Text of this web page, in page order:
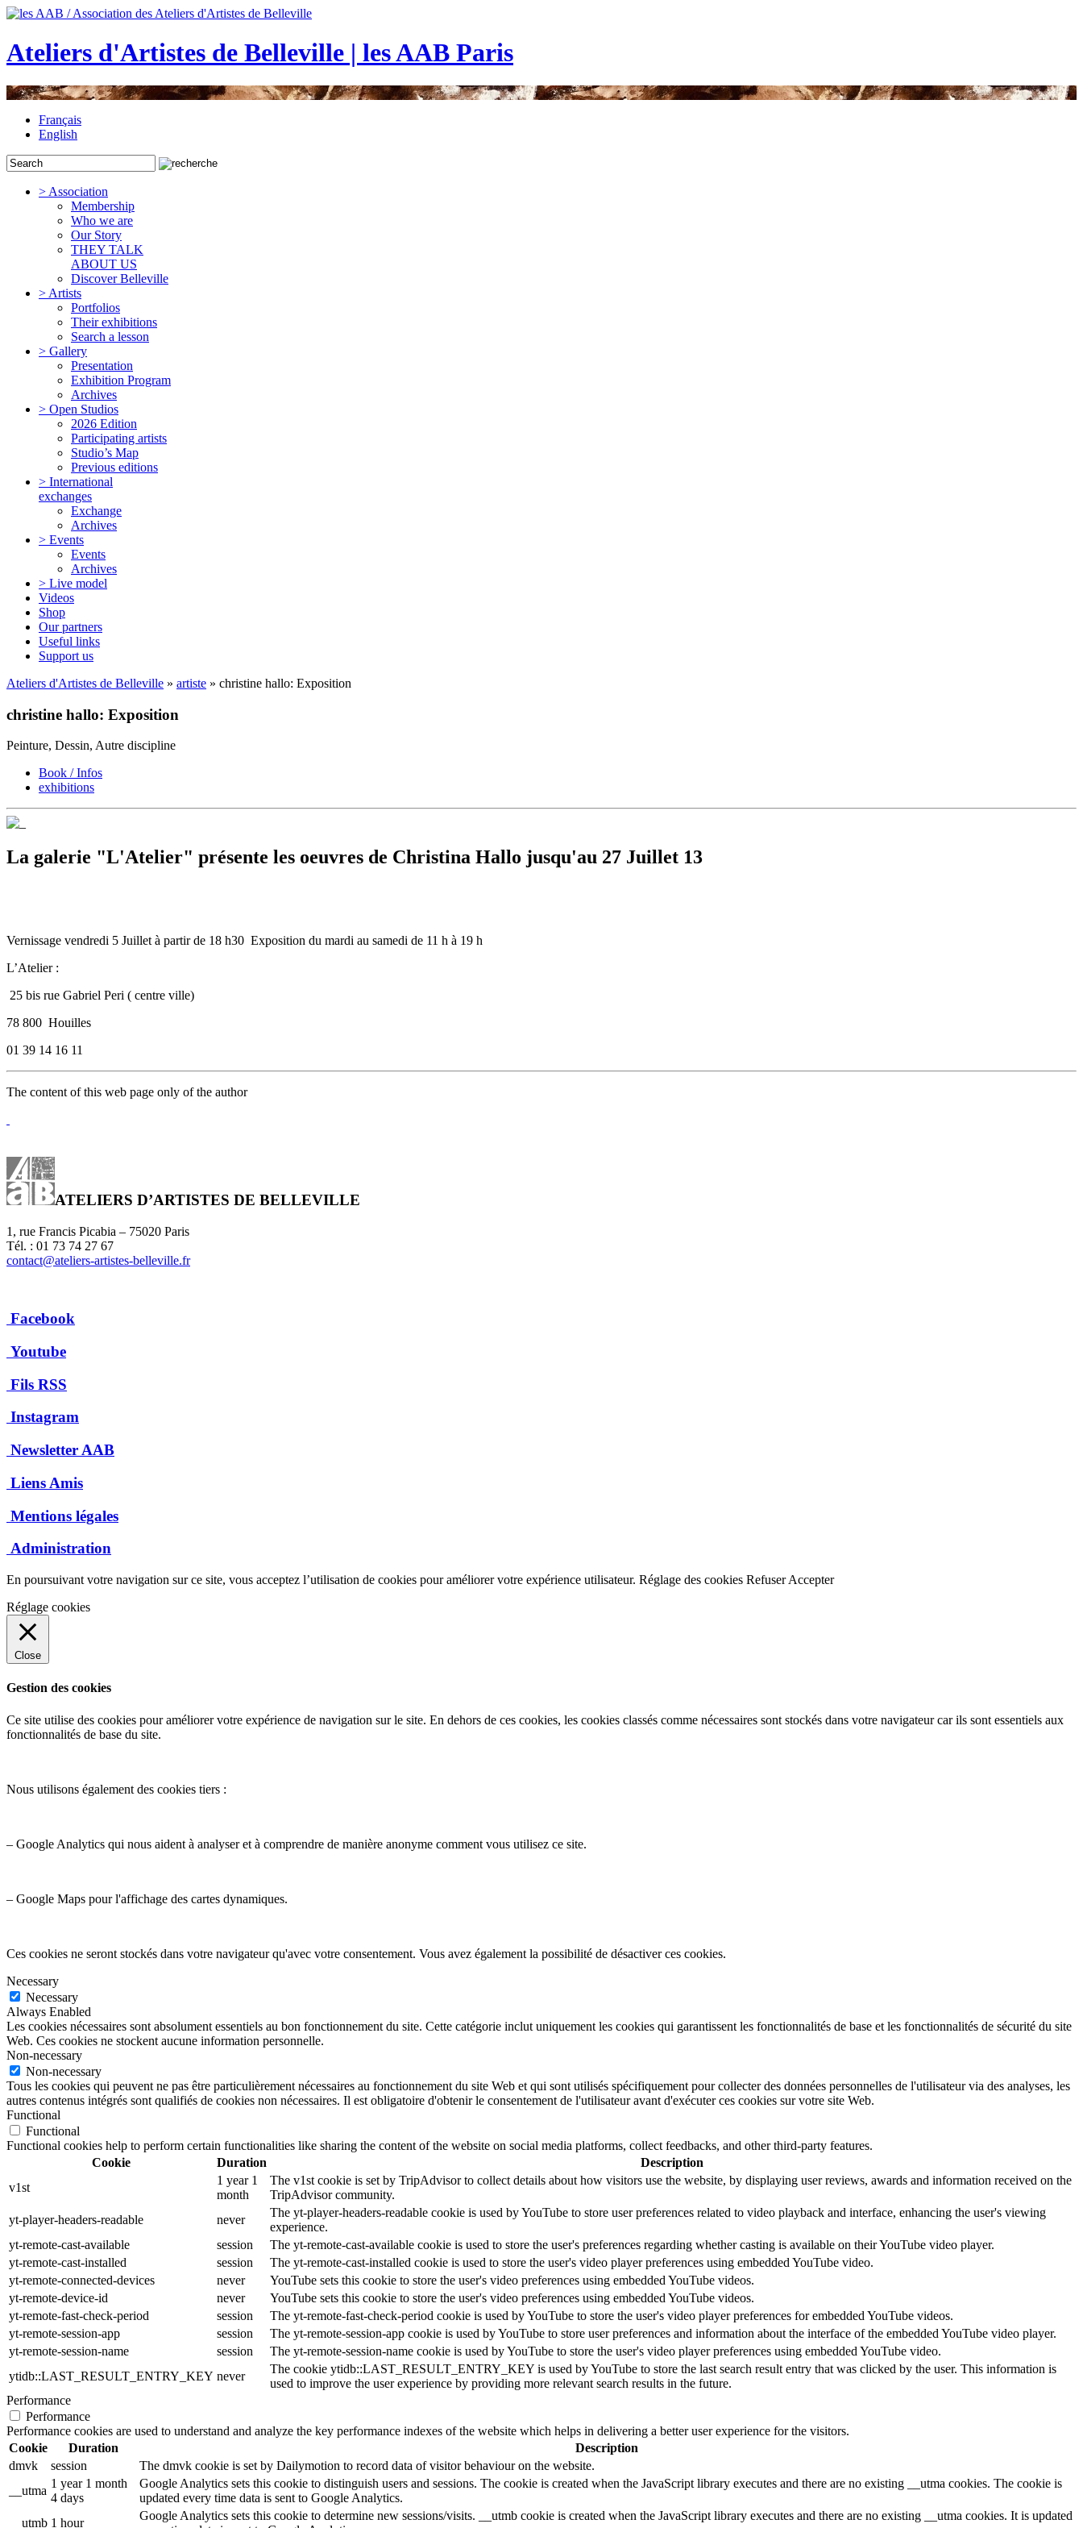
Ateliers d'Artistes de Belleville | les AAB Paris
Français
English
> Association
Membership
Who we are
Our Story
THEY TALK
ABOUT US
Discover Belleville
> Artists
Portfolios
Their exhibitions
Search a lesson
> Gallery
Presentation
Exhibition Program
Archives
> Open Studios
2026 Edition
Participating artists
Studio’s Map
Previous editions
> International
exchanges
Exchange
Archives
> Events
Events
Archives
> Live model
Videos
Shop
Our partners
Useful links
Support us
Ateliers d'Artistes de Belleville » artiste » christine hallo: Exposition
christine hallo: Exposition
Peinture, Dessin, Autre discipline
Book / Infos
exhibitions
La galerie "L'Atelier" présente les oeuvres de Christina Hallo jusqu'au 27 Juillet 13
Vernissage vendredi 5 Juillet à partir de 18 h30 Exposition du mardi au samedi de 11 h à 19 h
L’Atelier :
25 bis rue Gabriel Peri ( centre ville)
78 800 Houilles
01 39 14 16 11
The content of this web page only of the author
ATELIERS D’ARTISTES DE BELLEVILLE
1, rue Francis Picabia – 75020 Paris
Tél. : 01 73 74 27 67
contact@ateliers-artistes-belleville.fr
Facebook
Youtube
Fils RSS
Instagram
Newsletter AAB
Liens Amis
Mentions légales
Administration
En poursuivant votre navigation sur ce site, vous acceptez l’utilisation de cookies pour améliorer votre expérience utilisateur. Réglage des cookies Refuser Accepter
Réglage cookies
Close
Gestion des cookies
Ce site utilise des cookies pour améliorer votre expérience de navigation sur le site. En dehors de ces cookies, les cookies classés comme nécessaires sont stockés dans votre navigateur car ils sont essentiels aux
fonctionnalités de base du site.
Nous utilisons également des cookies tiers :
– Google Analytics qui nous aident à analyser et à comprendre de manière anonyme comment vous utilisez ce site.
– Google Maps pour l'affichage des cartes dynamiques.
Ces cookies ne seront stockés dans votre navigateur qu'avec votre consentement. Vous avez également la possibilité de désactiver ces cookies.
Necessary
Necessary
Always Enabled
Les cookies nécessaires sont absolument essentiels au bon fonctionnement du site. Cette catégorie inclut uniquement les cookies qui garantissent les fonctionnalités de base et les fonctionnalités de sécurité du site
Web. Ces cookies ne stockent aucune information personnelle.
Non-necessary
Non-necessary
Tous les cookies qui peuvent ne pas être particulièrement nécessaires au fonctionnement du site Web et qui sont utilisés spécifiquement pour collecter des données personnelles de l'utilisateur via des analyses, les
autres contenus intégrés sont qualifiés de cookies non nécessaires. Il est obligatoire d'obtenir le consentement de l'utilisateur avant d'exécuter ces cookies sur votre site Web.
Functional
Functional
Functional cookies help to perform certain functionalities like sharing the content of the website on social media platforms, collect feedbacks, and other third-party features.
Cookie
Duration
Description
v1st
1 year 1
month
The v1st cookie is set by TripAdvisor to collect details about how visitors use the website, by displaying user reviews, awards and information received on the
TripAdvisor community.
yt-player-headers-readable
never
The yt-player-headers-readable cookie is used by YouTube to store user preferences related to video playback and interface, enhancing the user's viewing
experience.
yt-remote-cast-available
session
The yt-remote-cast-available cookie is used to store the user's preferences regarding whether casting is available on their YouTube video player.
yt-remote-cast-installed
session
The yt-remote-cast-installed cookie is used to store the user's video player preferences using embedded YouTube video.
yt-remote-connected-devices
never
YouTube sets this cookie to store the user's video preferences using embedded YouTube videos.
yt-remote-device-id
never
YouTube sets this cookie to store the user's video preferences using embedded YouTube videos.
yt-remote-fast-check-period
session
The yt-remote-fast-check-period cookie is used by YouTube to store the user's video player preferences for embedded YouTube videos.
yt-remote-session-app
session
The yt-remote-session-app cookie is used by YouTube to store user preferences and information about the interface of the embedded YouTube video player.
yt-remote-session-name
session
The yt-remote-session-name cookie is used by YouTube to store the user's video player preferences using embedded YouTube video.
ytidb::LAST_RESULT_ENTRY_KEY never
The cookie ytidb::LAST_RESULT_ENTRY_KEY is used by YouTube to store the last search result entry that was clicked by the user. This information is
used to improve the user experience by providing more relevant search results in the future.
Performance
Performance
Performance cookies are used to understand and analyze the key performance indexes of the website which helps in delivering a better user experience for the visitors.
Cookie
Duration
Description
dmvk
session
The dmvk cookie is set by Dailymotion to record data of visitor behaviour on the website.
__utma
1 year 1 month
4 days
Google Analytics sets this cookie to distinguish users and sessions. The cookie is created when the JavaScript library executes and there are no existing __utma cookies. The cookie is
updated every time data is sent to Google Analytics.
__utmb 1 hour
Google Analytics sets this cookie to determine new sessions/visits. __utmb cookie is created when the JavaScript library executes and there are no existing __utma cookies. It is updated